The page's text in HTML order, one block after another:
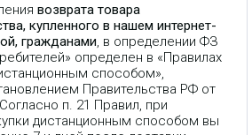
возврата товара
купленного в нашем интернет-
гражданами, в определении ФЗ
определен в «Правилах
способом»,
Правительства РФ от
п. 21 Правил, при
дистанционным способом вы